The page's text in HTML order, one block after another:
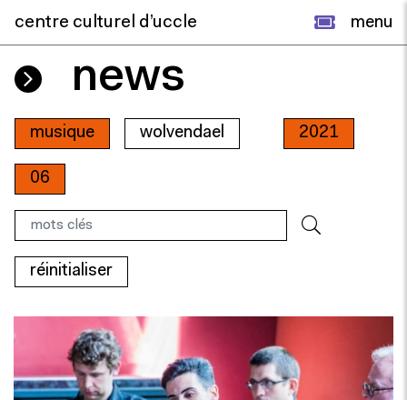
centre culturel d’uccle menu
news
musique wolvendael 2021
06
réinitialiser